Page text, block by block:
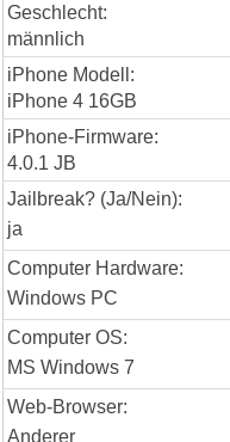
Geschlecht:
männlich
iPhone Modell:
iPhone 4 16GB
iPhone-Firmware:
4.0.1 JB
Jailbreak? (Ja/Nein):
ja
Computer Hardware:
Windows PC
Computer OS:
MS Windows 7
Web-Browser:
Anderer